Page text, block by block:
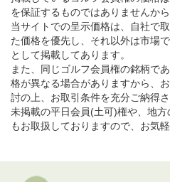
を保証するものではありませんか
当サイトでの呈示価格は、自社で
た価格を優先し、それ以外は市場
として掲載してあります。
また、同じゴルフ会員権の銘柄で
格が異なる場合がありますから、
討の上、お取引条件を充分ご納得
未掲載の平日会員(土可)権や、地
もお取扱しておりますので、お気